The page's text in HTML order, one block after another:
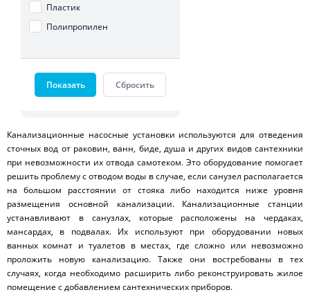
Пластик
Полипропилен
Показать Сбросить
Канализационные насосные установки используются для отведения
сточных вод от раковин, ванн, биде, душа и других видов сантехники
при невозможности их отвода самотеком. Это оборудование помогает
решить проблему с отводом воды в случае, если санузел располагается
на большом расстоянии от стояка либо находится ниже уровня
размещения основной канализации. Канализационные станции
устанавливают в санузлах, которые расположены на чердаках,
мансардах, в подвалах. Их используют при оборудовании новых
ванных комнат и туалетов в местах, где сложно или невозможно
проложить новую канализацию. Также они востребованы в тех
случаях, когда необходимо расширить либо реконструировать жилое
помещение с добавлением сантехнических приборов.